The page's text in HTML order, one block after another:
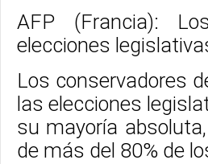
AFP (Francia):
elecciones
Los conservadores
las elecciones
su mayoría
de más del 80% de